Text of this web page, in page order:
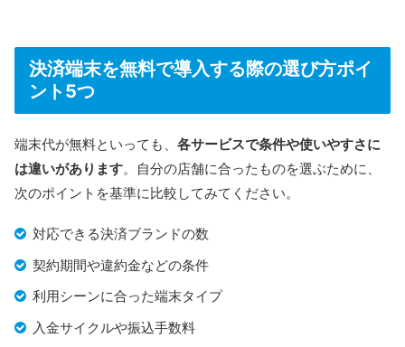
決済端末を無料で導入する際の選び方ポイ
ント5つ
端末代が無料といっても、 各サービスで条件や使いやすさに
は違いがあります。自分の店舗に合ったものを選ぶために、
次のポイントを基準に比較してみてください。
対応できる決済ブランドの数
契約期間や違約金などの条件
利用シーンに合った端末タイプ
入金サイクルや振込手数料